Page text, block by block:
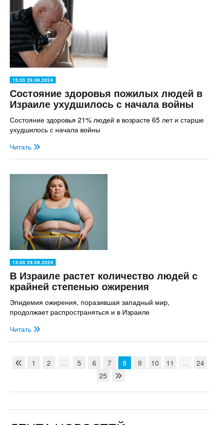
15:35 29.09.2024
Состояние здоровья пожилых людей в
Израиле ухудшилось с начала войны
Состояние здоровья 21% людей в возрасте 65 лет и старше
ухудшилось с начала войны
Читать
13:06 29.09.2024
В Израиле растет количество людей с
крайней степенью ожирения
Эпидемия ожирения, поразившая западный мир,
продолжает распространяться и в Израиле
Читать
1 2 ... 5 6 7 8 9 10 11 ...
24
25